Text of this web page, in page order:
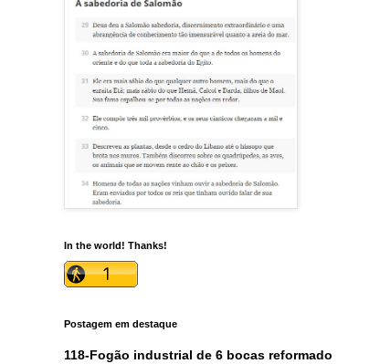
In the world! Thanks!
Postagem em destaque
118-Fogão industrial de 6 bocas reformado